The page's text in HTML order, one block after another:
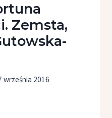
Zemsta,
września 2016